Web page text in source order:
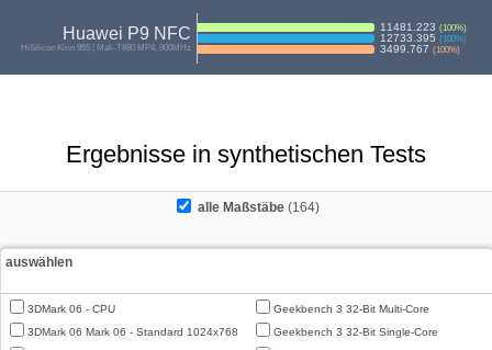
Huawei P9 NFC
HiSilicon Kirin 955 | Mali-T880 MP4, 900MHz
11481.223 (100%)
12733.395 (100%)
3499.767 (100%)
Ergebnisse in synthetischen Tests
alle Maßstäbe (164)
auswählen
3DMark 06 - CPU
3DMark 06 Mark 06 - Standard 1024x768
Geekbench 3 32-Bit Multi-Core
Geekbench 3 32-Bit Single-Core